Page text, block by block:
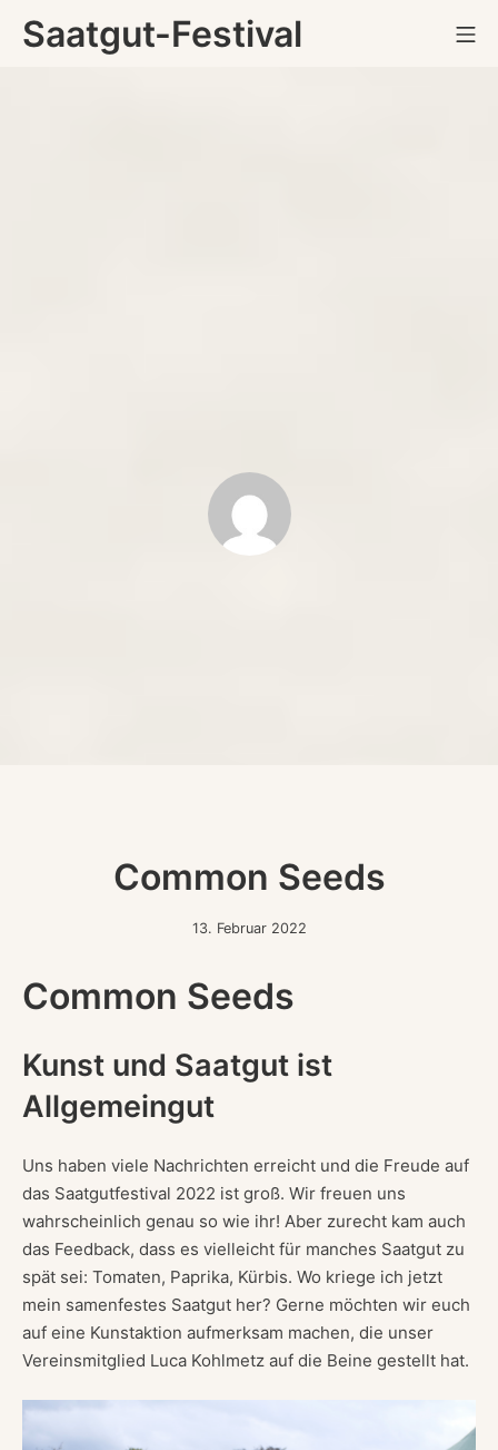
InhaltSaatgut-Festival
Common Seeds
13. Februar 202213.
Common Seeds
Kunst und Saatgut ist
Allgemeingut
Uns haben viele Nachrichten erreicht und die Freude auf
das Saatgutfestival 2022 ist groß. Wir freuen uns
wahrscheinlich genau so wie ihr! Aber zurecht kam auch
das Feedback, dass es vielleicht für manches Saatgut zu
spät sei: Tomaten, Paprika, Kürbis. Wo kriege ich jetzt
mein samenfestes Saatgut her? Gerne möchten wir euch
auf eine Kunstaktion aufmerksam machen, die unser
Vereinsmitglied Luca Kohlmetz auf die Beine gestellt hat.